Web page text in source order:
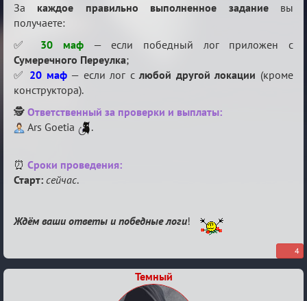
За каждое правильно выполненное заданиевы
получаете:
✅ 30 маф — если победный лог приложен с
Сумеречного Переулка;
✅ 20 маф— если лог слюбой другой локации (кроме
конструктора).
🕵️ Ответственный за проверки и выплаты:
Ars Goetia
.
⏰ Сроки проведения:
Старт: сейчас.
Ждём ваши ответы и победные логи!
4
Темный